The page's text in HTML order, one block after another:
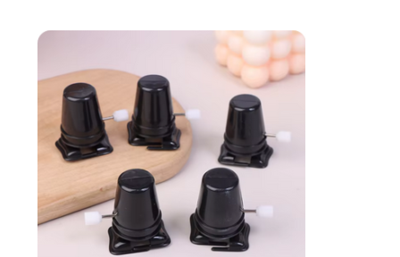
Este
produto
tem
várias
variantes.
opções
podem